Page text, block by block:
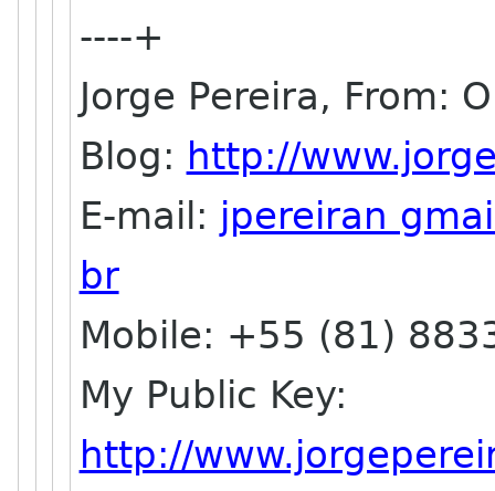
----+
Jorge Pereira, From:
Blog: http://
E-mail: jpereiran
br
Mobile: +55 (81)
My Public Key:
http://